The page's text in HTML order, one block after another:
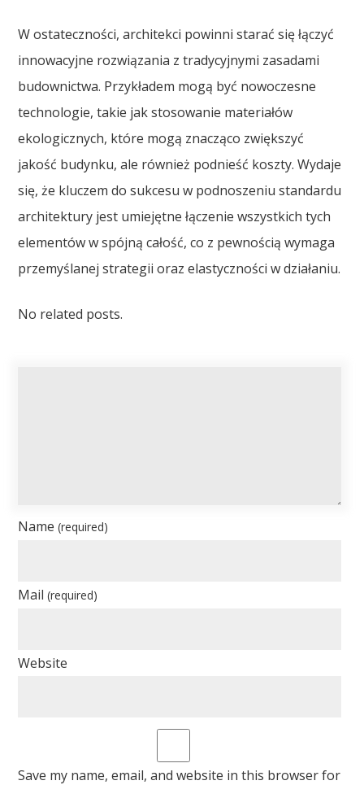
W ostateczności, architekci powinni starać się łączyć
innowacyjne rozwiązania z tradycyjnymi zasadami
budownictwa. Przykładem mogą być nowoczesne
technologie, takie jak stosowanie materiałów
ekologicznych, które mogą znacząco zwiększyć
jakość budynku, ale również podnieść koszty. Wydaje
się, że kluczem do sukcesu w podnoszeniu standardu
architektury jest umiejętne łączenie wszystkich tych
elementów w spójną całość, co z pewnością wymaga
przemyślanej strategii oraz elastyczności w działaniu.
No related posts.
Name(required)
Mail(required)
Website
Save my name, email, and website in this browser for